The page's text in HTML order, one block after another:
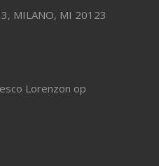
MILANO, MI 20123
Lorenzon op